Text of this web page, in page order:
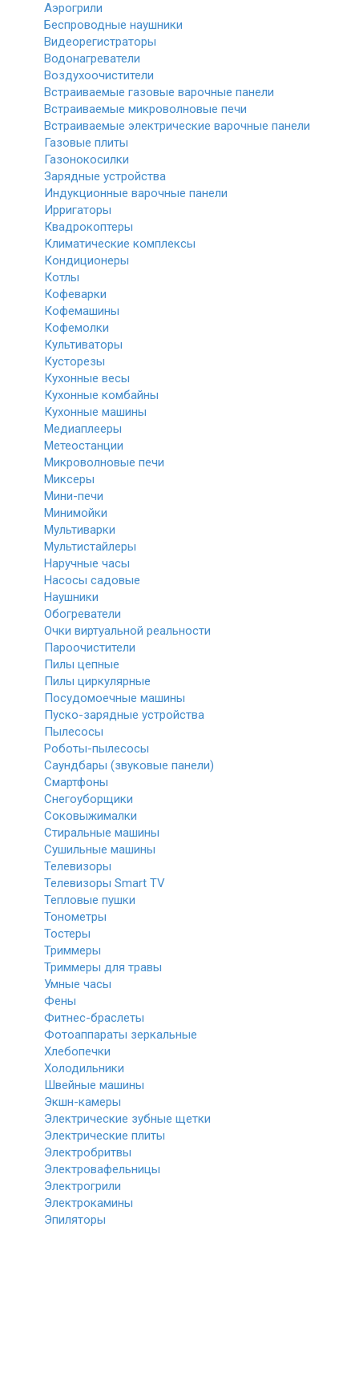
Аэрогрили
Беспроводные наушники
Видеорегистраторы
Водонагреватели
Воздухоочистители
Встраиваемые газовые варочные панели
Встраиваемые микроволновые печи
Встраиваемые электрические варочные панели
Газовые плиты
Газонокосилки
Зарядные устройства
Индукционные варочные панели
Ирригаторы
Квадрокоптеры
Климатические комплексы
Кондиционеры
Котлы
Кофеварки
Кофемашины
Кофемолки
Культиваторы
Кусторезы
Кухонные весы
Кухонные комбайны
Кухонные машины
Медиаплееры
Метеостанции
Микроволновые печи
Миксеры
Мини-печи
Минимойки
Мультиварки
Мультистайлеры
Наручные часы
Насосы садовые
Наушники
Обогреватели
Очки виртуальной реальности
Пароочистители
Пилы цепные
Пилы циркулярные
Посудомоечные машины
Пуско-зарядные устройства
Пылесосы
Роботы-пылесосы
Саундбары (звуковые панели)
Смартфоны
Снегоуборщики
Соковыжималки
Стиральные машины
Сушильные машины
Телевизоры
Телевизоры Smart TV
Тепловые пушки
Тонометры
Тостеры
Триммеры
Триммеры для травы
Умные часы
Фены
Фитнес-браслеты
Фотоаппараты зеркальные
Хлебопечки
Холодильники
Швейные машины
Экшн-камеры
Электрические зубные щетки
Электрические плиты
Электробритвы
Электровафельницы
Электрогрили
Электрокамины
Эпиляторы